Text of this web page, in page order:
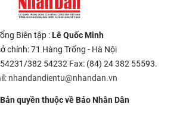
Biên tập :Lê Quốc Minh
chính: 71 Hàng Trống - Hà Nội
382 54232 Fax: (84) 24 382 55593.
nhandandientu@nhandan.vn
quyền thuộc về Báo Nhân Dân